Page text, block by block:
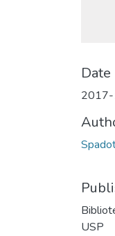
Date
USP